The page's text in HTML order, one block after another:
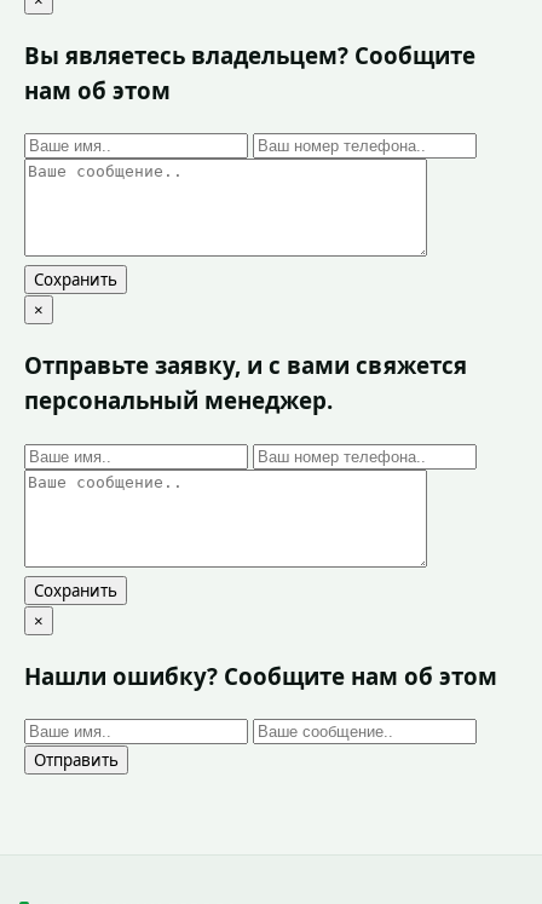
Вы являетесь владельцем? Сообщите
нам об этом
Сохранить
×
Отправьте заявку, и с вами свяжется
персональный менеджер.
Сохранить
×
Нашли ошибку? Сообщите нам об этом
Отправить